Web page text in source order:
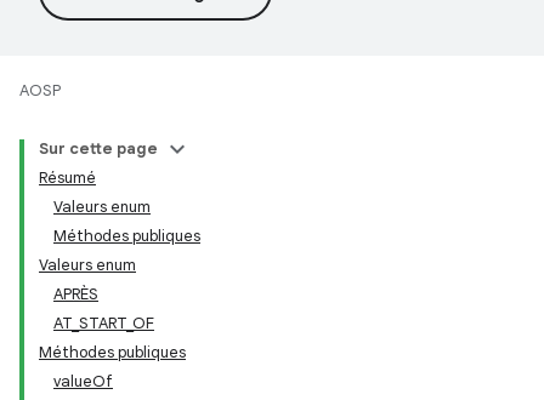
AOSP
Sur cette page
Résumé
Valeurs enum
Méthodes publiques
Valeurs enum
APRÈS
AT_START_OF
Méthodes publiques
valueOf